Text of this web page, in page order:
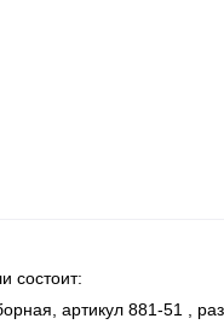
состоит:
артикул 881-51 ,